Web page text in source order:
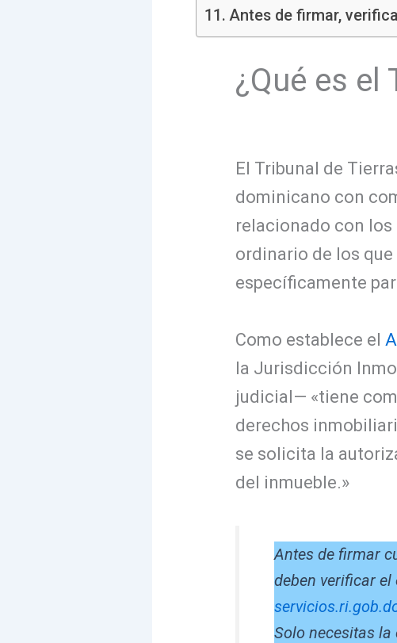
Antes de firmar,
¿Qué es el
El Tribunal de
dominicano con
relacionado con los
ordinario de los
específicamente
Como establece el
la Jurisdicción
judicial— «tiene
derechos
se solicita la
del inmueble.»
Antes de firmar
deben verificar
Solo necesitas la